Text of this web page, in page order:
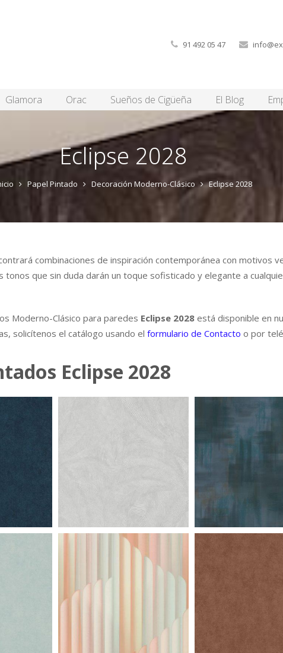
91 492 05 47
Glamora Orac Sueños de Cigüeña El Blog
Eclipse 2028
Papel Pintado Decoración Moderno-Clásico Eclipse 2028
combinaciones de inspiración contemporánea con motivos
que sin duda darán un toque sofisticado y elegante a
Moderno-Clásico para paredes Eclipse 2028 está disponible en
solicítenos el catálogo usando el formulario de Contacto o por
Eclipse 2028